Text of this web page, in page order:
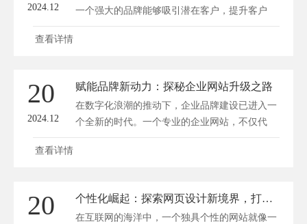
2024.12
一个强大的品牌能够吸引潜在客户，提升客户
忠...
查看详情
20
2024.12
赋能品牌新动力：探秘企业网站升级之路
在数字化浪潮的推动下，企业品牌建设已进入一
个全新的时代。一个专业的企业网站，不仅代
表...
查看详情
20 个性化崛起：探索网页设计新境界，打造独特数字王国
在互联网的海洋中，一个独具个性的网站就像一